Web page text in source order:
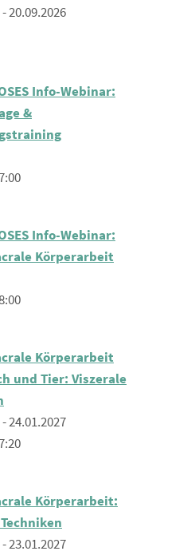
20.09.2026
Info-Webinar:
&
Info-Webinar:
Körperarbeit
Körperarbeit
und Tier: Viszerale
24.01.2027
Körperarbeit:
23.01.2027